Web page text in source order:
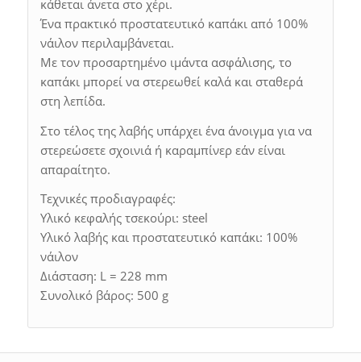
κάθεται άνετα στο χέρι.
Ένα πρακτικό προστατευτικό καπάκι από 100%
νάιλον περιλαμβάνεται.
Με τον προσαρτημένο ιμάντα ασφάλισης, το
καπάκι μπορεί να στερεωθεί καλά και σταθερά
στη λεπίδα.
Στο τέλος της λαβής υπάρχει ένα άνοιγμα για να
στερεώσετε σχοινιά ή καραμπίνερ εάν είναι
απαραίτητο.
Τεχνικές προδιαγραφές:
Υλικό κεφαλής τσεκούρι: steel
Υλικό λαβής και προστατευτικό καπάκι: 100%
νάιλον
Διάσταση: L = 228 mm
Συνολικό βάρος: 500 g